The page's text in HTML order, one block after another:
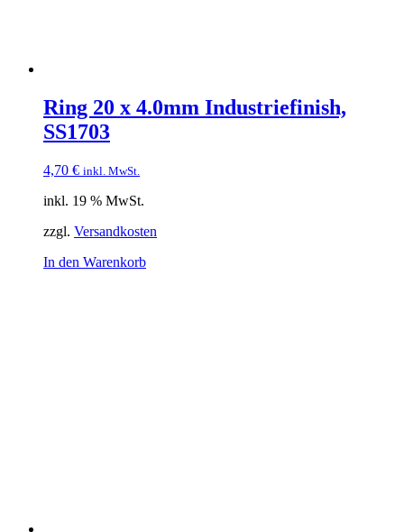
Ring 20 x 4.0mm Industriefinish,
SS1703
4,70 € inkl. MwSt.
inkl. 19 % MwSt.
zzgl. Versandkosten
In den Warenkorb